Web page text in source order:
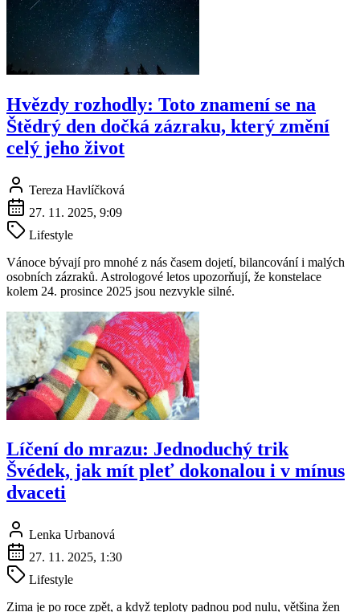
Hvězdy rozhodly: Toto znamení se na
Štědrý den dočká zázraku, který změní
celý jeho život
Tereza Havlíčková
27. 11. 2025, 9:09
Lifestyle
Vánoce bývají pro mnohé z nás časem dojetí, bilancování i malých
osobních zázraků. Astrologové letos upozorňují, že konstelace
kolem 24. prosince 2025 jsou nezvykle silné.
Líčení do mrazu: Jednoduchý trik
Švédek, jak mít pleť dokonalou i v mínus
dvaceti
Lenka Urbanová
27. 11. 2025, 1:30
Lifestyle
Zima je po roce zpět, a když teploty padnou pod nulu, většina žen